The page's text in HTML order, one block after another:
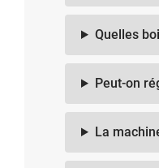
Quelles
Peut-on
La